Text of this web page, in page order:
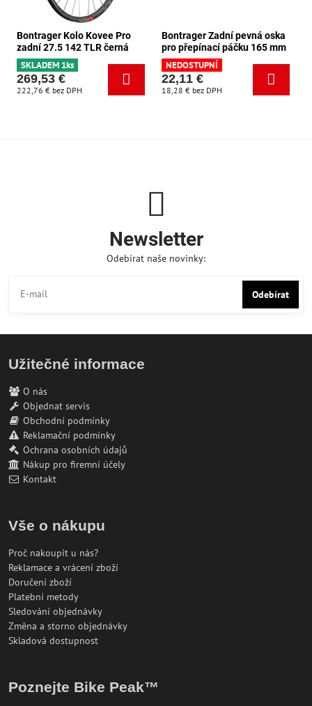
Bontrager Kolo Kovee Pro
zadní 27.5 142 TLR černá
SKLADEM 1ks
269,53 €
222,76 € bez DPH
Bontrager Zadní pevná oska
pro přepínací páčku 165 mm
NEDOSTUPNÍ
22,11 €
18,28 € bez DPH
Newsletter
Odebírat naše novinky:
Odebírat
Užitečné informace
O nás
Objednat servis
Obchodní podmínky
Reklamační podmínky
Ochrana osobních údajů
Nákup pro firemní účely
Kontakt
Vše o nákupu
Proč nakoupit u nás?
Reklamace a vrácení zboží
Doručení zboží
Platební metody
Sledování objednávky
Změna a storno objednávky
Skladová dostupnost
Poznejte Bike Peak™